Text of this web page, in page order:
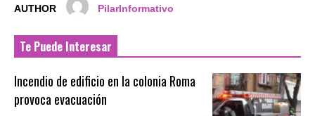
AUTHOR PilarInformativo
Te Puede Interesar
Incendio de edificio en la colonia Roma
provoca evacuación